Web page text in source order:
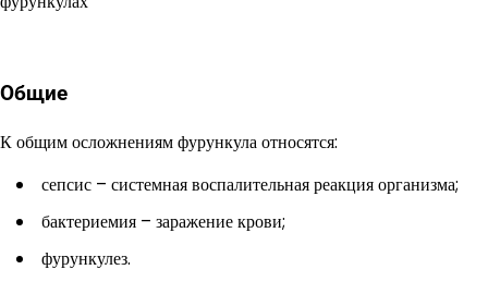
Общие
К общим осложнениям фурункула относятся:
сепсис – системная воспалительная реакция организма;
бактериемия – заражение крови;
фурункулез.